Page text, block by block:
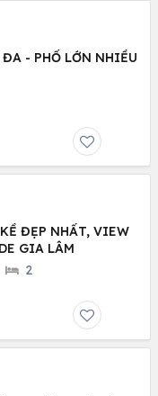
- PHỐ LỚN NHIỀU
ĐẸP NHẤT, VIEW
GIA LÂM
2